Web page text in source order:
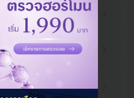
ร (Premium
2,574 บาท
2,600 บาท
(โปรแกรม
(ผู้ชาย
3,564 บาท
3,600 บาท -1%
(โปรแกรม
(ผู้
4,300 บาท -1%